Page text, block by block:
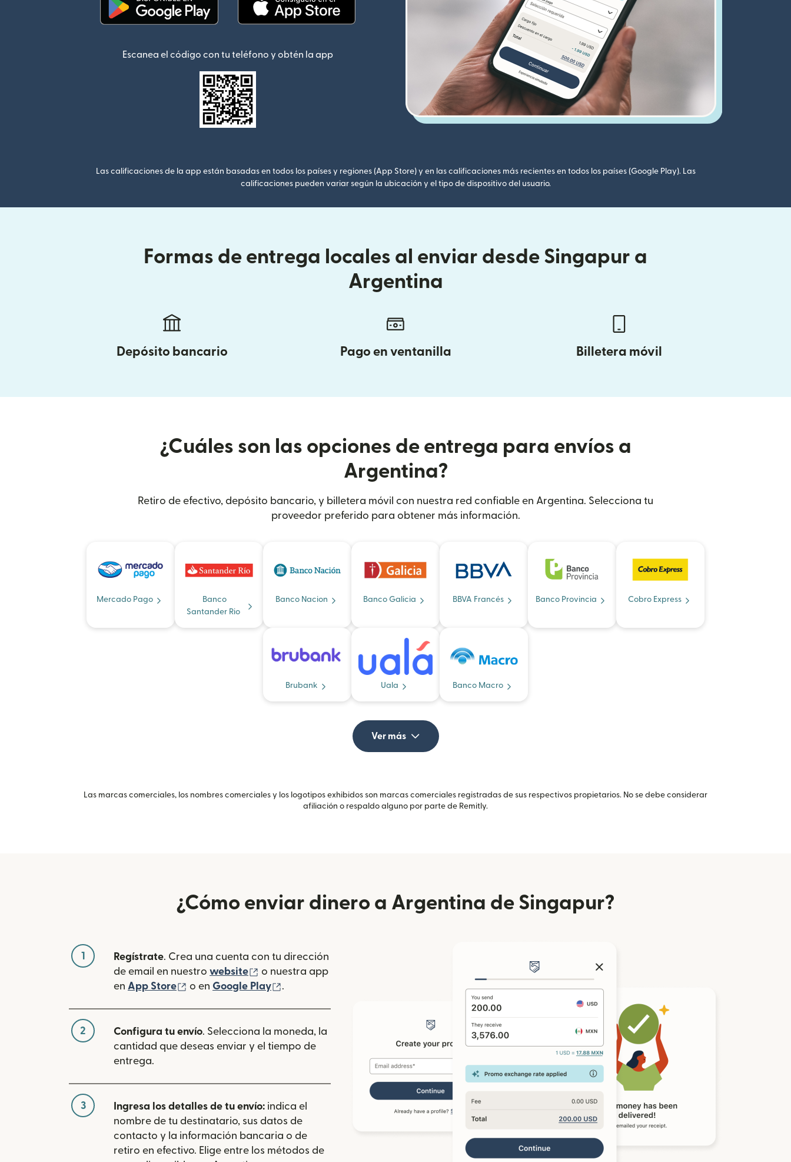
Escanea el código con tu teléfono y obtén la app
Las calificaciones de la app están basadas en todos los países y regiones (App Store) y en las calificaciones más recientes en todos los países (Google Play). Las
calificaciones pueden variar según la ubicación y el tipo de dispositivo del usuario.
Formas de entrega locales al enviar desde Singapur a
Argentina
Depósito bancario Pago en ventanilla Billetera móvil
¿Cuáles son las opciones de entrega para envíos a
Argentina?
Retiro de efectivo, depósito bancario, y billetera móvil con nuestra red confiable en Argentina. Selecciona tu
proveedor preferido para obtener más información.
Mercado Pago
Banco
Santander Rio
Banco Nacion Banco Galicia BBVA Francés Banco Provincia Cobro Express
Brubank Uala Banco Macro
Ver más
Las marcas comerciales, los nombres comerciales y los logotipos exhibidos son marcas comerciales registradas de sus respectivos propietarios. No se debe considerar
afiliación o respaldo alguno por parte de Remitly.
¿Cómo enviar dinero a Argentina de Singapur?
1 Regístrate. Crea una cuenta con tu dirección
de email en nuestro website (se abre en una ventana nueva)
o nuestra app
en App Store (se abre en una ventana nueva)
o en Google Play .
2 Configura tu envío. Selecciona la moneda, la
cantidad que deseas enviar y el tiempo de
entrega.
3 Ingresa los detalles de tu envío: indica el
nombre de tu destinatario, sus datos de
contacto y la información bancaria o de
retiro en efectivo. Elige entre los métodos de